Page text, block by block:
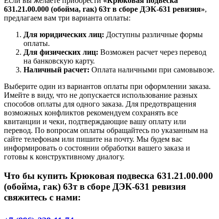
631.21.00.000 (обойма, гак) 63т в сборе ДЭК-631 ревизия»,
предлагаем вам три варианта оплаты:
Для юридических лиц: Доступны различные формы
оплаты.
Для физических лиц: Возможен расчет через перевод
на банковскую карту.
Наличный расчет: Оплата наличными при самовывозе.
Выберите один из вариантов оплаты при оформлении заказа.
Имейте в виду, что не допускается использование разных
способов оплаты для одного заказа. Для предотвращения
возможных конфликтов рекомендуем сохранять все
квитанции и чеки, подтверждающие вашу оплату или
перевод. По вопросам оплаты обращайтесь по указанным на
сайте телефонам или пишите на почту. Мы будем вас
информировать о состоянии обработки вашего заказа и
готовы к конструктивному диалогу.
Что бы купить Крюковая подвеска 631.21.00.000
(обойма, гак) 63т в сборе ДЭК-631 ревизия
свяжитесь с нами: